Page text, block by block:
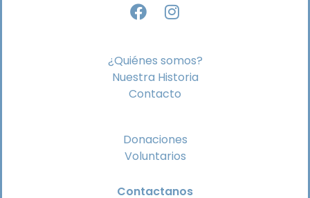
¿Quiénes somos?
Nuestra Historia
Contacto
Donaciones
Voluntarios
Contactanos